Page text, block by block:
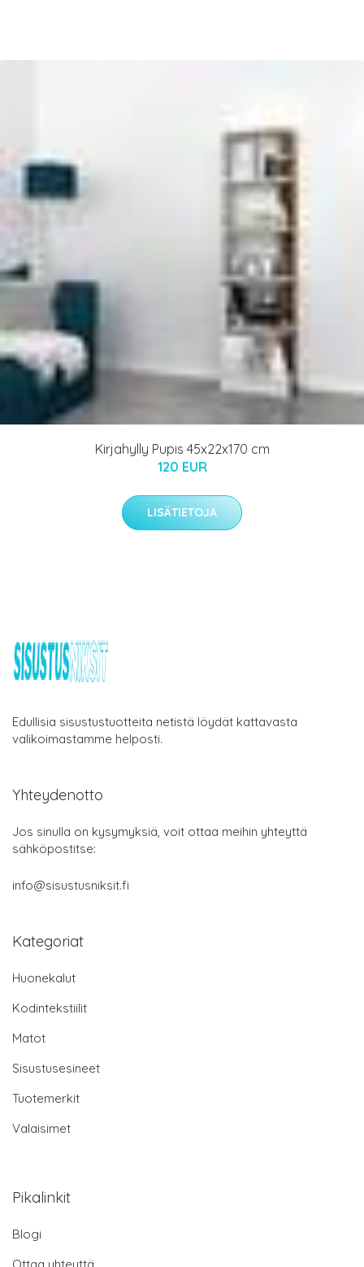
Kirjahylly Pupis 45x22x170 cm
120 EUR
LISÄTIETOJA
Edullisia sisustustuotteita netistä löydät kattavasta
valikoimastamme helposti.
Yhteydenotto
Jos sinulla on kysymyksiä, voit ottaa meihin yhteyttä
sähköpostitse:
info@sisustusniksit.fi
Kategoriat
Huonekalut
Kodintekstiilit
Matot
Sisustusesineet
Tuotemerkit
Valaisimet
Pikalinkit
Blogi